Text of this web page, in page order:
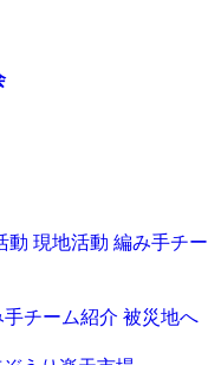
動 現地活動 編み手チー
チーム紹介 被災地へ